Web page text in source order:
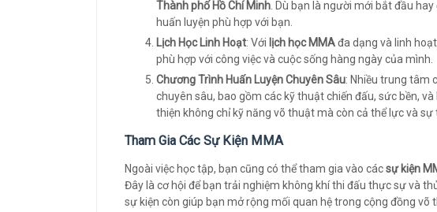
Thành phố Hồ Chí Minh . Dù bạn là người mới bắt đầu
huấn luyện phù hợp với bạn.
Lịch Học Linh Hoạt: Với lịch học MMAđa dạng và linh
phù hợp với công việc và cuộc sống hàng ngày của mình.
Chương Trình Huấn Luyện Chuyên Sâu: Nhiều trung tâm
chuyên sâu, bao gồm các kỹ thuật chiến đấu, sức bền,
thiện không chỉ kỹ năng võ thuật mà còn cả thể lực và sự
Tham Gia Các Sự Kiện MMA
Ngoài việc học tập, bạn cũng có thể tham gia vào cácsự kiện
Đây là cơ hội để bạn trải nghiệm không khí thi đấu thực sự và
sự kiện còn giúp bạn mở rộng mối quan hệ trong cộng đồng võ